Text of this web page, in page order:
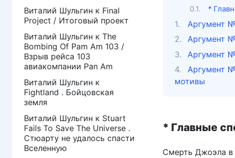
*
Аргумент
Аргумент
Аргумент
Аргумент
мотивы
* Главные
Смерть Джоэла в
Виталий Шульгин к Final
Project / Итоговый проект
Виталий Шульгин к The
Bombing Of Pam Am 103 /
Взрыв рейса 103
авиакомпании Pan Am
Виталий Шульгин к
Fightland . Бойцовская
земля
Виталий Шульгин к Stuart
Fails To Save The Universe .
Стюарту не удалось спасти
Вселенную